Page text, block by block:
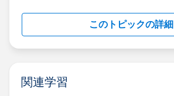
-> select 'Discrete'
select 1 value checkbox.
このトピックの詳細
関連学習